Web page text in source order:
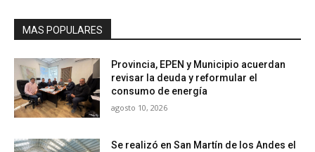
MAS POPULARES
Provincia, EPEN y Municipio acuerdan
revisar la deuda y reformular el
consumo de energía
agosto 10, 2026
Se realizó en San Martín de los Andes el